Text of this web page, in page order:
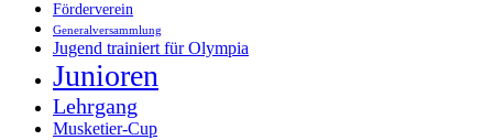
Förderverein
Generalversammlung
Jugend trainiert für Olympia
Junioren
Lehrgang
Musketier-Cup